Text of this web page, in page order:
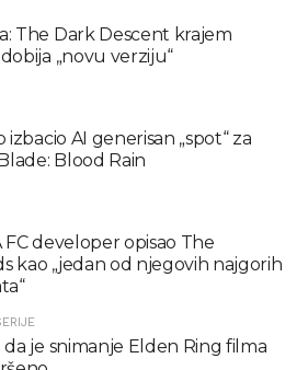
The Dark Descent krajem
„novu verziju“
izbacio AI generisan „spot“ za
Blood Rain
FC developer opisao The
kao „jedan od njegovih najgorih
je snimanje Elden Ring filma